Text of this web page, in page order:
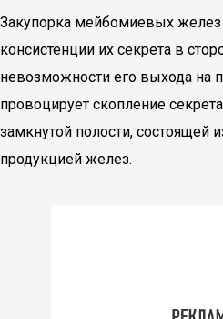
Закупорка мейбомиевых
консистенции их секрета в
невозможности его выхода на
провоцирует скопление
замкнутой полости, состоящей
продукцией желез.